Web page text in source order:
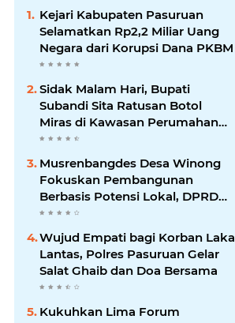
Kejari Kabupaten Pasuruan
Selamatkan Rp2,2 Miliar Uang
Negara dari Korupsi Dana PKBM
Sidak Malam Hari, Bupati
Subandi Sita Ratusan Botol
Miras di Kawasan Perumahan
Sidoarjo
Musrenbangdes Desa Winong
Fokuskan Pembangunan
Berbasis Potensi Lokal, DPRD
Optimistis Meski Dihantam
Efisiensi Anggaran
Wujud Empati bagi Korban Laka
Lantas, Polres Pasuruan Gelar
Salat Ghaib dan Doa Bersama
Kukuhkan Lima Forum